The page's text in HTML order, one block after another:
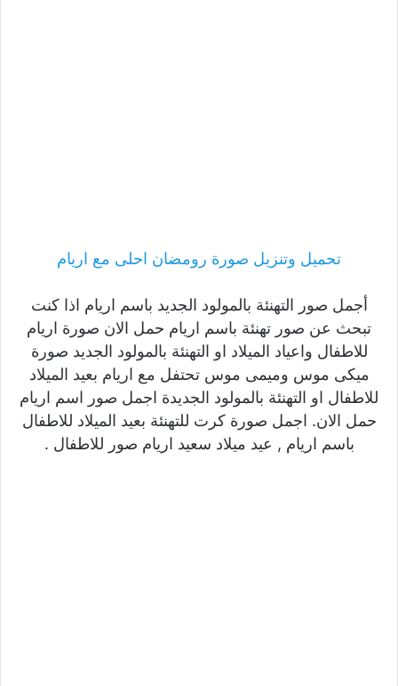
تحميل وتنزيل صورة رومضان احلى مع اريام
أجمل صور التهنئة بالمولود الجديد باسم اريام اذا كنت
تبحث عن صور تهنئة باسم اريام حمل الان صورة اريام
للاطفال واعياد الميلاد او التهنئة بالمولود الجديد صورة
ميكى موس وميمى موس تحتفل مع اريام بعيد الميلاد
للاطفال او التهنئة بالمولود الجديدة اجمل صور اسم اريام
حمل الان. اجمل صورة كرت للتهنئة بعيد الميلاد للاطفال
باسم اريام , عيد ميلاد سعيد اريام صور للاطفال .